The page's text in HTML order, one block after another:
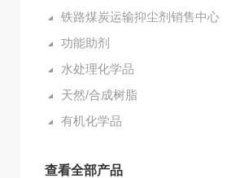
铁路煤炭运输抑尘剂销售中心
功能助剂
水处理化学品
天然/合成树脂
有机化学品
查看全部产品